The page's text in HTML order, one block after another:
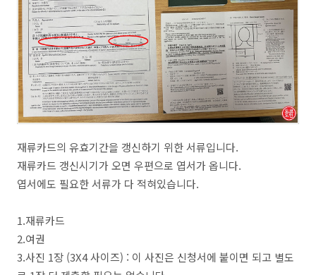
재류카드의 유효기간을 갱신하기 위한 서류입니다.
재류카드 갱신시기가 오면 우편으로 엽서가 옵니다.
엽서에도 필요한 서류가 다 적혀있습니다.
1.재류카드
2.여권
3.사진 1장 (3X4 사이즈) : 이 사진은 신청서에 붙이면 되고 별도